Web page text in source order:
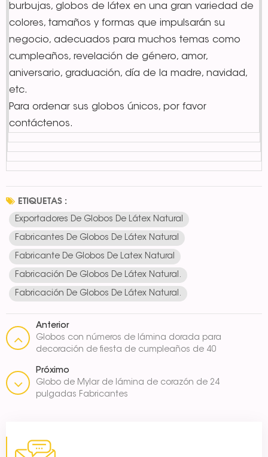
burbujas, globos de látex en una gran variedad de
colores, tamaños y formas que impulsarán su
negocio, adecuados para muchos temas como
cumpleaños, revelación de género, amor,
aniversario, graduación, día de la madre, navidad,
etc.
Para ordenar sus globos únicos, por favor
contáctenos.
ETIQUETAS :
Exportadores De Globos De Látex Natural
Fabricantes De Globos De Látex Natural
Fabricante De Globos De Latex Natural
Fabricación De Globos De Látex Natural.
Fabricación De Globos De Látex Natural.
Anterior
Globos con números de lámina dorada para
decoración de fiesta de cumpleaños de 40
Próximo
Globo de Mylar de lámina de corazón de 24
pulgadas Fabricantes